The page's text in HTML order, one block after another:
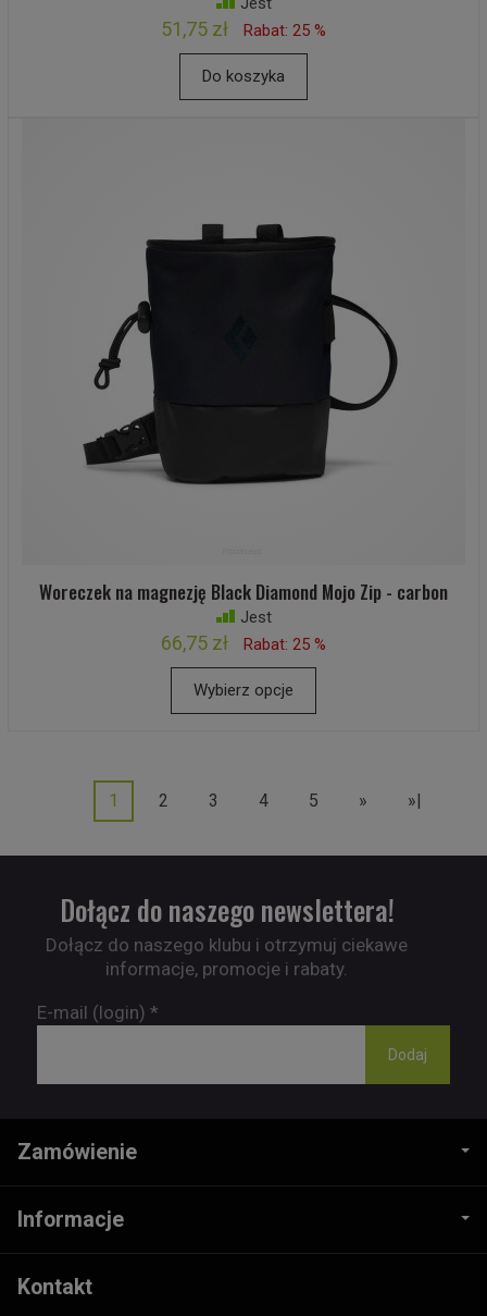
51,75 zł Rabat: 25 %
Do koszyka
Woreczek na magnezję Black Diamond Mojo Zip - carbon
Jest
66,75 zł Rabat: 25 %
Wybierz opcje
1 2 3 4 5 » »|
Dołącz do naszego newslettera!
Dołącz do naszego klubu i otrzymuj ciekawe
informacje, promocje i rabaty.
E-mail (login) *
Zamówienie
Informacje
Kontakt